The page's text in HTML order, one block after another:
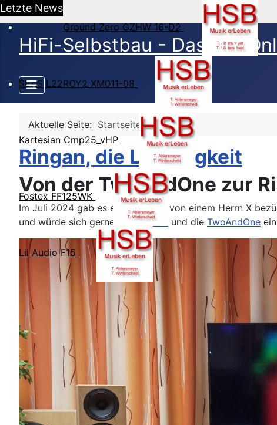
Letzte News
Ground Zero GZHW 16-D2
SEAS L22ROY2 XM011-08
Kartesian Cmp25_vHP
Fostex FF125WK
Lii Audio F15
HiFi-Selbstbau - Das DIY
Aktuelle Seite: Startseite
Ringan, die Leichtigkeit
Von der TwoAndOne zur
Im Juli 2024 gab es eine Anfrage von einem Herrn X
und würde sich gerne dieTriple-X und die TwoAndOne